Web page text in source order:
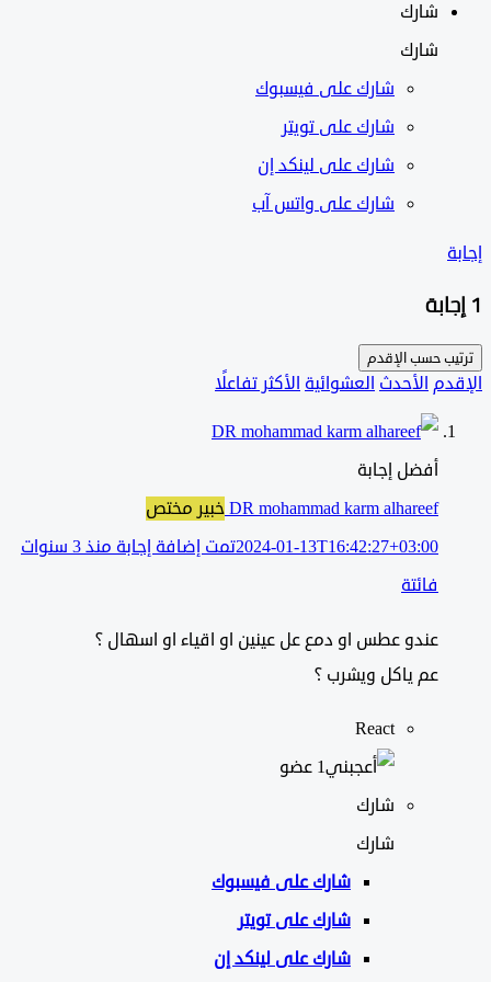
شارك
شارك على فيسبوك
شارك على تويتر
شارك على لينكد إن
شارك على واتس آب
حسبالإقدم
الأحدثالعشوائيةالأكثر تفاعلًا
أفضل إجابة
DR mohammad karm alhareefخبير مختص
2024-01-13T16:42:27+03:00
تمت إضافة إجابة منذ 3 سنوات
عندو عطس او دمع عل عينين او اقياء او اسهال ؟
عم ياكل ويشرب ؟
React
‫1 عضو
شارك
شارك علىفيسبوك
شارك على تويتر
شارك على لينكد إن